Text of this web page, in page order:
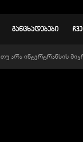
ᲒᲐᲜᲪᲮᲐᲓᲔᲑᲔᲑᲘ
არა ინტერტრანსის